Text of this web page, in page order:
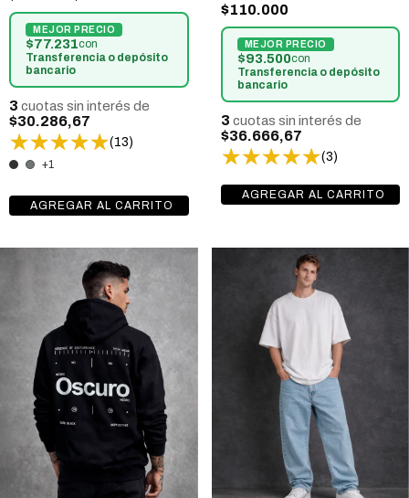
(13)
$77.231con
Transferencia o depósito
bancario
+1
3 cuotas sin interés de
$30.286,67
(3)
$110.000
$93.500con
Transferencia o depósito
bancario
3 cuotas sin interés de
$36.666,67